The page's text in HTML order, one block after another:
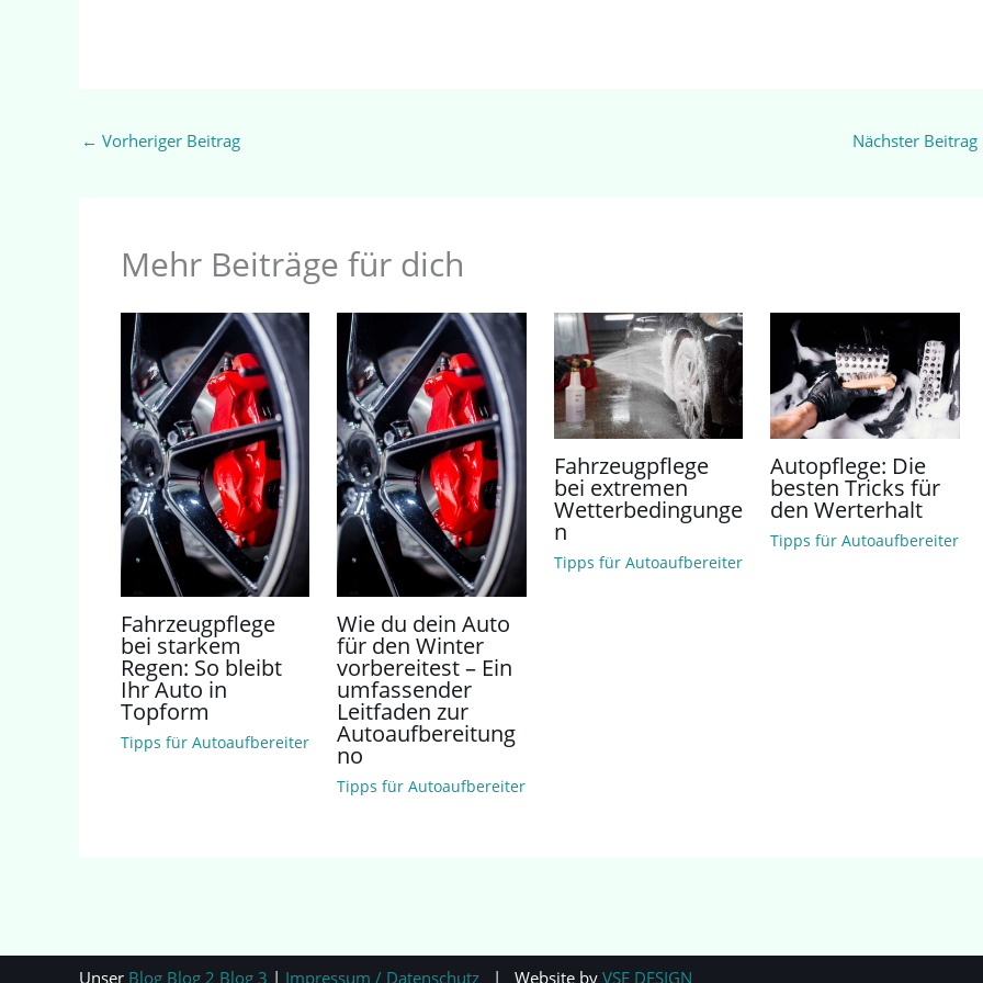
← Vorheriger Beitrag Nächster Beitrag
Mehr Beiträge für dich
Fahrzeugpflege
bei starkem
Regen: So bleibt
Ihr Auto in
Topform
Tipps für Autoaufbereiter
Wie du dein Auto
für den Winter
vorbereitest – Ein
umfassender
Leitfaden zur
Autoaufbereitung
no
Tipps für Autoaufbereiter
Fahrzeugpflege
bei extremen
Wetterbedingunge
n
Tipps für Autoaufbereiter
Autopflege: Die
besten Tricks für
den Werterhalt
Tipps für Autoaufbereiter
Unser Blog Blog 2 Blog 3 | Impressum / Datenschutz | Website by VSE DESIGN